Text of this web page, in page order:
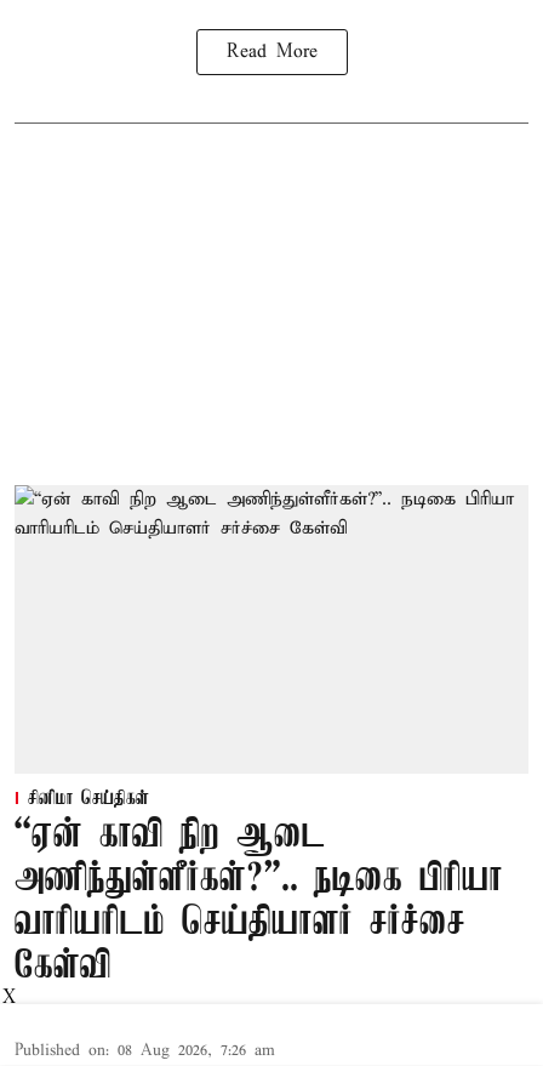
Read More
சினிமா செய்திகள்
“ஏன் காவி நிற ஆடை
அணிந்துள்ளீர்கள்?”.. நடிகை பிரியா
வாரியரிடம் செய்தியாளர் சர்ச்சை
கேள்வி
Published on: 08 Aug 2026, 7:26 am
X